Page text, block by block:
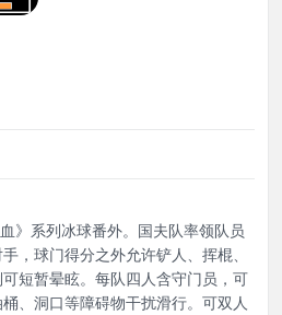
》系列冰球番外。国夫队率领队员
，球门得分之外允许铲人、挥棍、
短暂晕眩。每队四人含守门员，可
、洞口等障碍物干扰滑行。可双人